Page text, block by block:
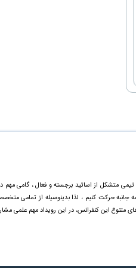
تیمی متشکل از اساتید برجسته و فعال ، گامی
جانبه حرکت کنیم ، لذا بدینوسیله از تمامی
متنوع این کنفرانس، در این رویداد مهم علمی